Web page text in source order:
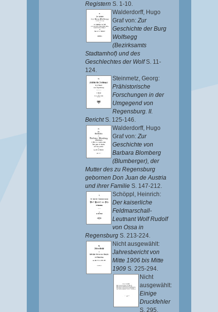
Registern S. 1-10.
Walderdorff, Hugo
Graf von:Zur
Geschichte der Burg
Wolfsegg
(Bezirksamts
Stadtamhof) und des
Geschlechtes der WolfS. 11-
124.
Steinmetz, Georg:
Prähistorische
Forschungen in der
Umgegend von
Regensburg. II.
BerichtS. 125-146.
Walderdorff, Hugo
Graf von:Zur
Geschichte von
Barbara Blomberg
(Blumberger), der
Mutter des zu Regensburg
gebornen Don Juan de Austria
und ihrer Familie S. 147-212.
Schöppl, Heinrich:
Der kaiserliche
Feldmarschall-
Leutnant Wolf Rudolf
von Ossa in
Regensburg S. 213-224.
Nicht ausgewählt:
Jahresbericht von
Mitte 1906 bis Mitte
1909 S. 225-294.
Nicht
ausgewählt:
Einige
Druckfehler
S. 295.